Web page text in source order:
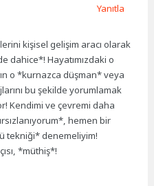
kişisel gelişim aracı olarak
dahice*! Hayatımızdaki o
o *kurnazca düşman* veya
bu şekilde yorumlamak
Kendimi ve çevremi daha
hemen bir
tekniği* denemeliyim!
*müthiş*!
Yanıtla